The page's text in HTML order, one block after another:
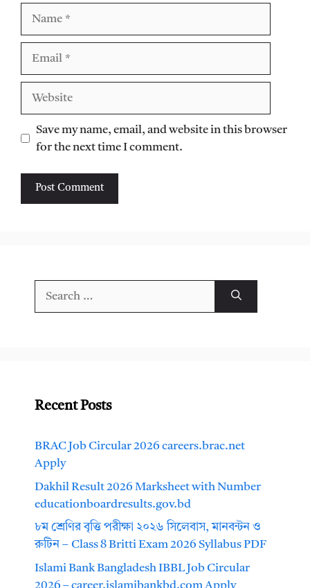
Save my name, email, and website in this browser
for the next time I comment.
Recent Posts
BRAC Job Circular 2026 careers.brac.net
Apply
Dakhil Result 2026 Marksheet with Number
educationboardresults.gov.bd
৮ম শ্রেণির বৃত্তি পরীক্ষা ২০২৬ সিলেবাস, মানবন্টন ও
রুটিন – Class 8 Britti Exam 2026 Syllabus PDF
Islami Bank Bangladesh IBBL Job Circular
2026 – career.islamibankbd.com Apply